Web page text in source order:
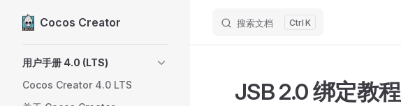
Skip to content
Cocos Creator 搜索文档 K
用户手册 4.0 (LTS)
Cocos Creator 4.0 LTS
JSB 2.0 绑定教程